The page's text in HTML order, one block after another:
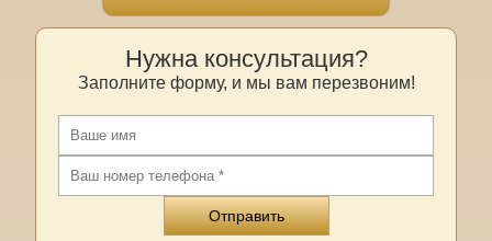
Нужна консультация?
Заполните форму, и мы вам перезвоним!